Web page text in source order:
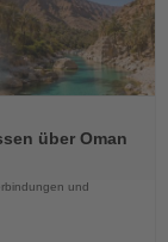
über Oman
und